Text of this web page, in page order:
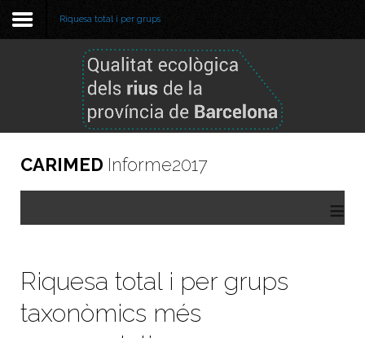
Benvinguda
Metodologia
Informe 2025
Informe 2024
Informes anteriors
Visor de dades
Riquesa total i per grups
CARIMED Informe2017
≡
Riquesa total i per grups
taxonòmics més